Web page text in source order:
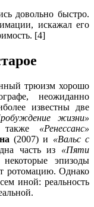
довольно быстро.
искажал его
[4]
трюизм хорошо
неожиданно
известны две
жизни»
«Ренессанс»
(2007) и «Вальс с
часть из «Пяти
эпизоды
ротомацию. Однако
иной: реальность